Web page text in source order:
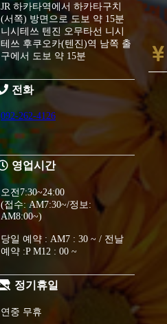
JR 하카타역에서 하카타구치
(서쪽) 방면으로 도보 약 15분
니시테쓰 텐진 오무타선 니시
테쓰 후쿠오카(텐진)역 남쪽 출
구에서 도보 약 15분
전화
092-262-4126
영업시간
오전7:30~24:00
(접수: AM7:30~/정보:
AM8:00~)
당일 예약 : AM7 : 30 ~ / 전날
예약 :P M12 : 00 ~
정기휴일
연중 무휴